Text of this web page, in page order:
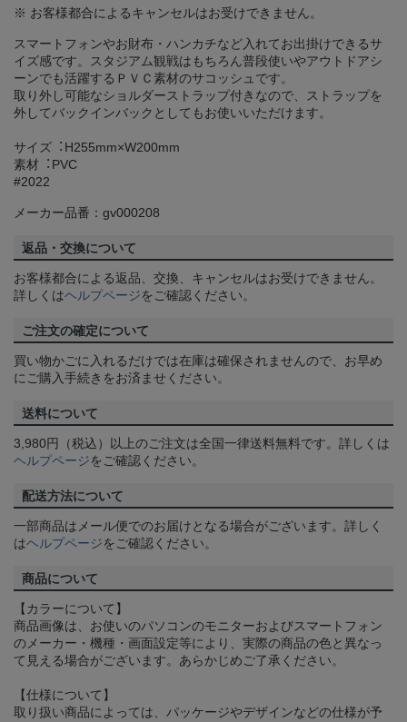
※ お客様都合によるキャンセルはお受けできません。
スマートフォンやお財布・ハンカチなど入れてお出掛けできるサ
イズ感です。スタジアム観戦はもちろん普段使いやアウトドアシ
ーンでも活躍するＰＶＣ素材のサコッシュです。
取り外し可能なショルダーストラップ付きなので、ストラップを
外してバックインバックとしてもお使いいただけます。
サイズ︓H255mm×W200mm
素材︓PVC
#2022
メーカー品番：gv000208
返品・交換について
お客様都合による返品、交換、キャンセルはお受けできません。
詳しくはヘルプページをご確認ください。
ご注文の確定について
買い物かごに入れるだけでは在庫は確保されませんので、お早め
にご購入手続きをお済ませください。
送料について
3,980円（税込）以上のご注文は全国一律送料無料です。詳しくは
ヘルプページをご確認ください。
配送方法について
一部商品はメール便でのお届けとなる場合がございます。詳しく
はヘルプページをご確認ください。
商品について
【カラーについて】
商品画像は、お使いのパソコンのモニターおよびスマートフォン
のメーカー・機種・画面設定等により、実際の商品の色と異なっ
て見える場合がございます。あらかじめご了承ください。
【仕様について】
取り扱い商品によっては、パッケージやデザインなどの仕様が予